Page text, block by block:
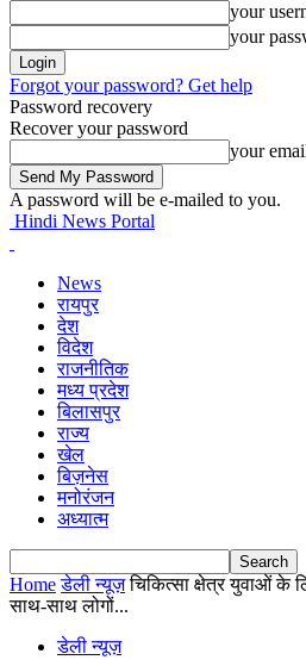
your
your
Forgot your password? Get help
Password recovery
Recover your password
your
A password will be e-mailed to you.
Hindi News Portal
News
रायपुर
देश
विदेश
राजनीतिक
मध्य प्रदेश
बिलासपुर
राज्य
खेल
बिज़नेस
मनोरंजन
अध्यात्म
Home डेली न्यूज़ चिकित्सा क्षेत्र युवाओं के
साथ-साथ लोगों...
डेली न्यूज़